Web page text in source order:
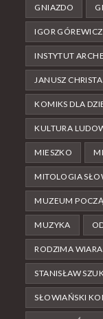
GNIAZDO
IGOR GÓREWICZ
INSTYTUT
JANUSZ CHRISTA
KOMIKS DLA
KULTURA
MIESZKO
MITOLOGIA
MUZEUM
MUZYKA
RODZIMA
STANISŁAW
SŁOWIAŃSKI